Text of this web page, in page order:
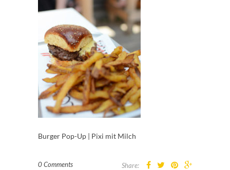
Burger Pop-Up | Pixi mit Milch
0 Comments Share: